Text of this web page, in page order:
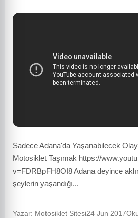
Sadece Adana'da Yaşanabilecek
Motosiklet Taşımak https://
v=FDRBpFH8OI8 Adana deyince
şeylerin yaşandığı...
Yazar: Motosiklet Sitesi24 Jun 2017